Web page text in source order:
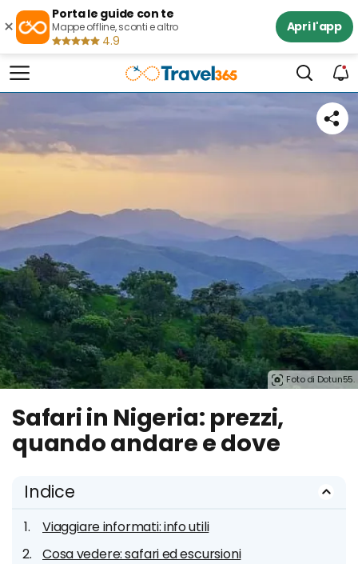
×
Porta le guide con te
Mappe offline, sconti e altro
4.9
Apri l'app
Foto di Dotun55.
Safari in Nigeria: prezzi,
quando andare e dove
Indice
Viaggiare informati: info utili
Cosa vedere: safari ed escursioni